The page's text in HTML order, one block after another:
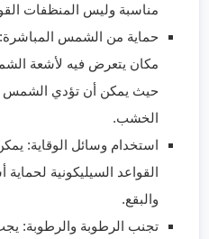
مناسبة وليس المنظفات
حماية من الشمس
مكان يتعرض فيه لأشعة
حيث يمكن أن تؤدي الشمس
الخشب.
استخدام وسائل الوقاية:
القواعد السيليكونية
والبقع.
تجنب الرطوبة والرطوبة: